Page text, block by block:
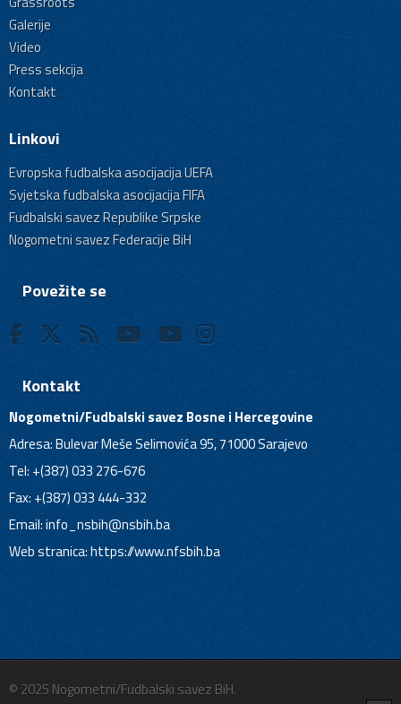
Galerije
Video
Press sekcija
Kontakt
Linkovi
Evropska fudbalska asocijacija UEFA
Svjetska fudbalska asocijacija FIFA
Fudbalski savez Republike Srpske
Nogometni savez Federacije BiH
Povežite se
Kontakt
Nogometni/Fudbalski savez Bosne i Hercegovine
Adresa: Bulevar Meše Selimovića 95, 71000 Sarajevo
Tel: +(387) 033 276-676
Fax: +(387) 033 444-332
Email:info_nsbih@nsbih.ba
Web stranica: https://www.nfsbih.ba
© 2025 Nogometni/Fudbalski savez BiH.